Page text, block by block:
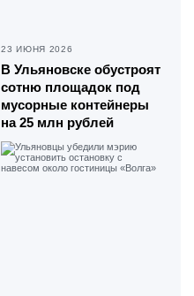
23 ИЮНЯ 2026
В Ульяновске обустроят
сотню площадок под
мусорные контейнеры
на 25 млн рублей